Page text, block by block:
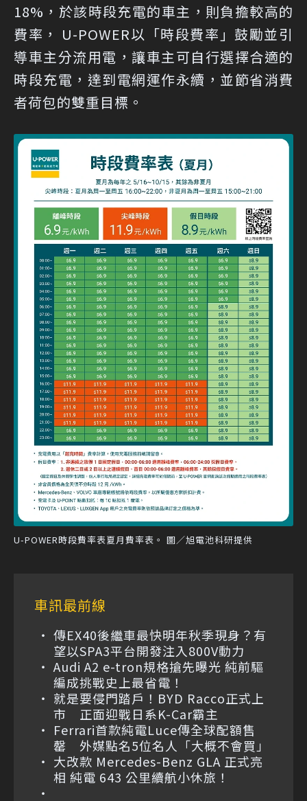
18%，於該時段充電的車主，則負擔較高的
費率， U-POWER以「時段費率」鼓勵並引
導車主分流用電，讓車主可自行選擇合適的
時段充電，達到電網運作永續，並節省消費
者荷包的雙重目標。
U-POWER時段費率表夏月費率表。 圖／旭電池科研提供
車訊最前線
傳EX40後繼車最快明年秋季現身？有
望以SPA3平台開發注入800V動力
Audi A2 e-tron規格搶先曝光 純前驅
編成挑戰史上最省電！
就是要侵門踏戶！BYD Racco正式上
市 正面迎戰日系K-Car霸主
Ferrari首款純電Luce傳全球配額售
罄 外媒點名5位名人「大概不會買」
大改款 Mercedes-Benz GLA 正式亮
相 純電 643 公里續航小休旅！